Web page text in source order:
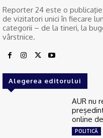
Reporter 24 este o
de vizitatori unici în fiecare
categorii – de la tineri, la
vârstnice.
Alegerea editorului
AUR nu
online
POLITICĂ